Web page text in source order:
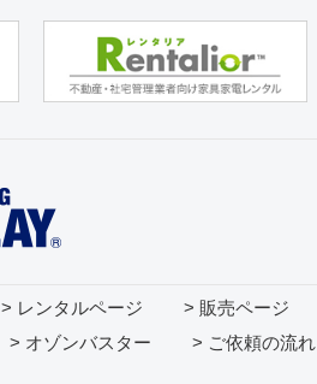
> レンタルページ > 販売ページ
> オゾンバスター > ご依頼の流れ